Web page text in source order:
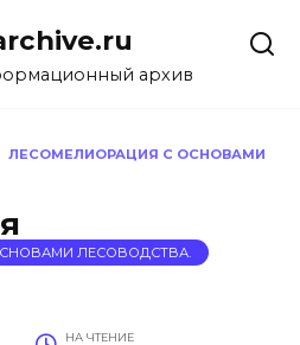
архив
ЛЕСОМЕЛИОРАЦИЯ С ОСНОВАМИ
ЛЕСОВОДСТВА.
НА ЧТЕНИЕ